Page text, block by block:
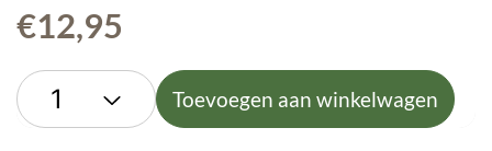
€12,95
Toevoegen aan winkelwagen